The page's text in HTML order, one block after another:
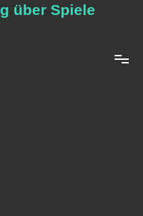
über Spiele